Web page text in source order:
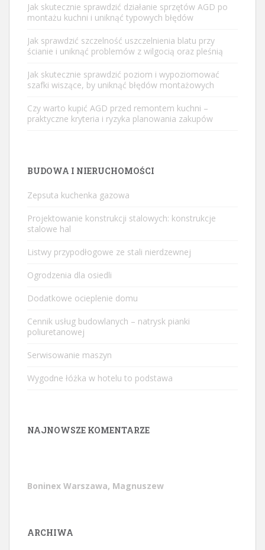
Jak skutecznie sprawdzić działanie sprzętów AGD po
montażu kuchni i uniknąć typowych błędów
Jak sprawdzić szczelność uszczelnienia blatu przy
ścianie i uniknąć problemów z wilgocią oraz pleśnią
Jak skutecznie sprawdzić poziom i wypoziomować
szafki wiszące, by uniknąć błędów montażowych
Czy warto kupić AGD przed remontem kuchni –
praktyczne kryteria i ryzyka planowania zakupów
BUDOWA I NIERUCHOMOŚCI
Zepsuta kuchenka gazowa
Projektowanie konstrukcji stalowych: konstrukcje
stalowe hal
Listwy przypodłogowe ze stali nierdzewnej
Ogrodzenia dla osiedli
Dodatkowe ocieplenie domu
Cennik usług budowlanych – natrysk pianki
poliuretanowej
Serwisowanie maszyn
Wygodne łóżka w hotelu to podstawa
NAJNOWSZE KOMENTARZE
Boninex Warszawa, Magnuszew
ARCHIWA